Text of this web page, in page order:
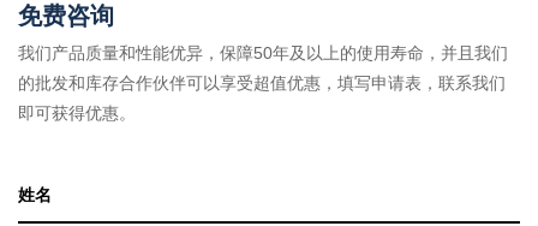
免费咨询
我们产品质量和性能优异，保障50年及以上的使用寿命，并且我们
的批发和库存合作伙伴可以享受超值优惠，填写申请表，联系我们
即可获得优惠。